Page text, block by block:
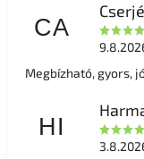
CA
Megbízható, gyors,
HI